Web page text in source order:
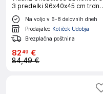
3 predelki 96x40x45 cm trdna
borovina
Na voljo v 6-8 delovnih dneh
Prodajalec Kotiček Udobja
Brezplačna poštnina
8249 €
84,49 €